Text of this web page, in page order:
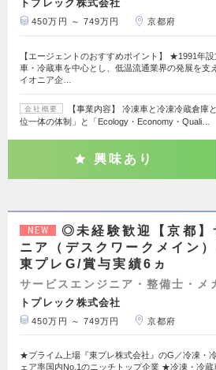
トプレック株式会社
450万円 ～ 749万円 京都府
【エージェントのおすすめポイント】 ★1991年設
車・冷蔵車を中心とし、低温流通業界の発展を支
イオニア企…
会社概要
【事業内容】 冷凍車と冷凍冷蔵倉庫
位一体の体制」と「Ecology・Economy・Quali…
興味あり
NEW
◎未経験歓迎【京都】
ニア（デスクワークメイン
東プレG/賞与実績6ヵ
サービスエンジニア・整備士・メ
トプレック株式会社
450万円 ～ 749万円 京都府
★プライム上場『東プレ株式会社』のG／冷凍・
ェア率国内No.1のニッチトップ企業 ★冷凍・冷蔵